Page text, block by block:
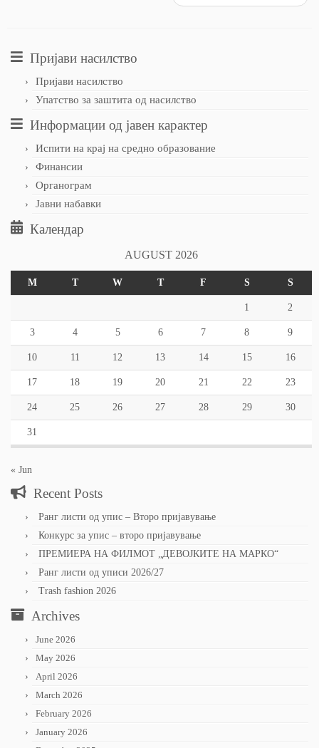
Пријави насилство
Пријави насилство
Упатство за заштита од насилство
Информации од јавен карактер
Испити на крај на средно образование
Финансии
Органограм
Јавни набавки
Календар
AUGUST 2026
M T W T F S S
1 2
3 4 5 6 7 8 9
10 11 12 13 14 15 16
17 18 19 20 21 22 23
24 25 26 27 28 29 30
31
« Jun
Recent Posts
Ранг листи од упис – Второ пријавување
Конкурс за упис – второ пријавување
ПРЕМИЕРА НА ФИЛМОТ „ДЕВОЈКИТЕ НА МАРКО“
Ранг листи од уписи 2026/27
Trash fashion 2026
Archives
June 2026
May 2026
April 2026
March 2026
February 2026
January 2026